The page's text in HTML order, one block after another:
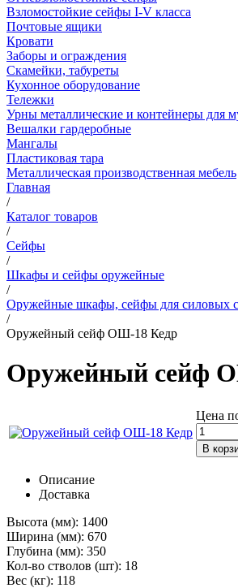
Взломостойкие сейфы I-V класса
Почтовые ящики
Кровати
Заборы и ограждения
Скамейки, табуреты
Кухонное оборудование
Тележки
Урны металлические и контейнеры для
Вешалки гардеробные
Мангалы
Пластиковая тара
Металлическая производственная мебель
Главная
/
Каталог товаров
/
Сейфы
/
Шкафы и сейфы оружейные
/
Оружейные шкафы, сейфы для силовых
/
Оружейный сейф ОШ-18 Кедр
Оружейный сейф
Цена
Описание
Доставка
Высота (мм): 1400
Ширина (мм): 670
Глубина (мм): 350
Кол-во стволов (шт): 18
Вес (кг): 118